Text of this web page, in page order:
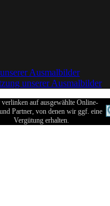
Ausmalbilder
unserer Ausmalbilder
auf ausgewählte Online-
Partner, von denen wir ggf. eine
Vergütung erhalten.